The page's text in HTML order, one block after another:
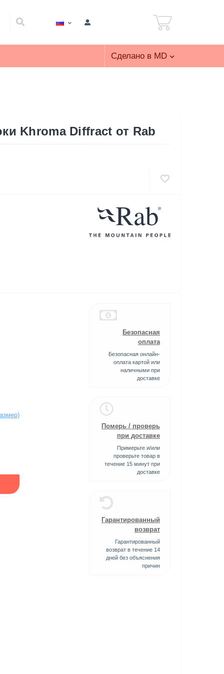
Сделано в MD
Khroma Diffract от Rab
Безопасная
оплата
Безопасная онлайн-
оплата картой или
наличными при
доставке
Померь / проверь
при доставке
Примерьте и/или
проверьте товар в
течение 15 минут при
доставке
Гарантированный
возврат
Гарантированный
возврат в течение 14
дней без объяснения
причин